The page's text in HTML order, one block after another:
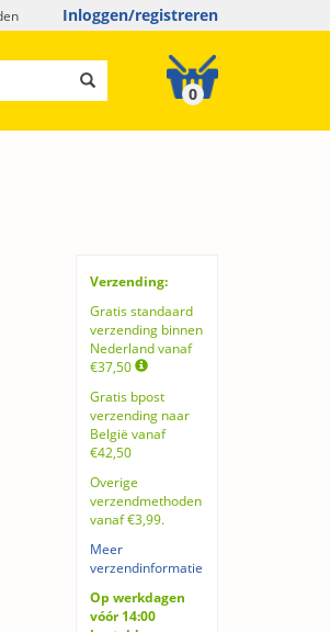
Inloggen/registreren
0
Verzending:
Gratis standaard
verzending binnen
Nederland vanaf
€37,50
Gratis bpost
verzending naar
België vanaf
€42,50
Overige
verzendmethoden
vanaf €3,99.
Meer
verzendinformatie
Op werkdagen
vóór 14:00